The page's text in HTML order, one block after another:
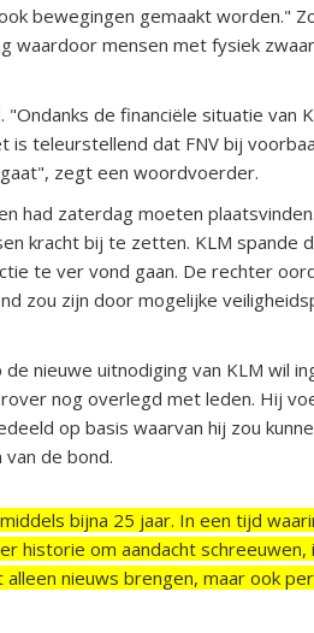
bewegingen gemaakt worden."
waardoor mensen met fysiek
de financiële situatie van
is teleurstellend dat FNV bij
zegt een woordvoerder.
had zaterdag moeten
kracht bij te zetten. KLM spande
te ver vond gaan. De rechter
zou zijn door mogelijke
nieuwe uitnodiging van KLM wil
nog overlegd met leden. Hij
op basis waarvan hij zou
de bond.
bijna 25 jaar. In een tijd
historie om aandacht
nieuws brengen, maar ook